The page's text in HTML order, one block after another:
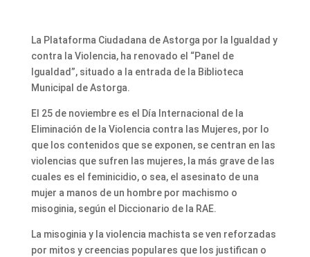
La Plataforma Ciudadana de Astorga por la Igualdad y
contra la Violencia, ha renovado el “Panel de
Igualdad”, situado a la entrada de la Biblioteca
Municipal de Astorga.
El 25 de noviembre es el Día Internacional de la
Eliminación de la Violencia contra las Mujeres, por lo
que los contenidos que se exponen, se centran en las
violencias que sufren las mujeres, la más grave de las
cuales es el feminicidio, o sea, el asesinato de una
mujer a manos de un hombre por machismo o
misoginia, según el Diccionario de la RAE.
La misoginia y la violencia machista se ven reforzadas
por mitos y creencias populares que los justifican o